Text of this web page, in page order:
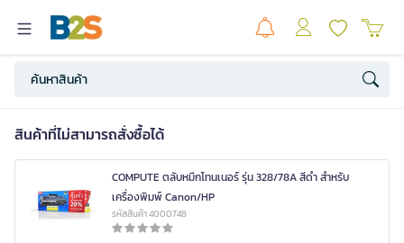
สินค้าที่ไม่สามารถสั่งซื้อได้
COMPUTE ตลับหมึกโทนเนอร์ รุ่น 328/78A สีดำ สำหรับ
เครื่องพิมพ์ Canon/HP
รหัสสินค้า 4000748